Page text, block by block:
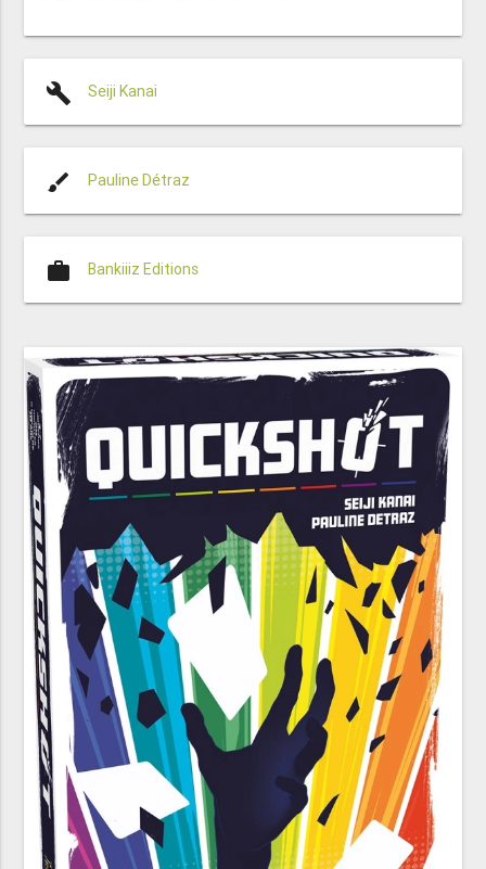
build Seiji Kanai
brush Pauline Détraz
work Bankiiiz Editions